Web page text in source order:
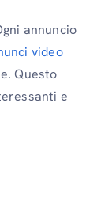
annuncio
video
Questo
e